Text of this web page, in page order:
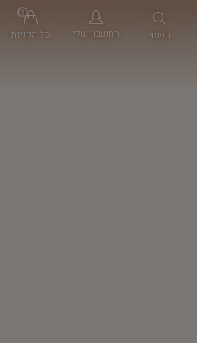
חפשי החשבון שלי סל הקניות
0